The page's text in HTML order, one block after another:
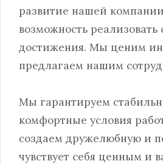
развитие нашей
возможность
достижения. Мы ценим
предлагаем нашим
Мы гарантируем
комфортные условия
создаем дружелюбную и
чувствует себя ценным